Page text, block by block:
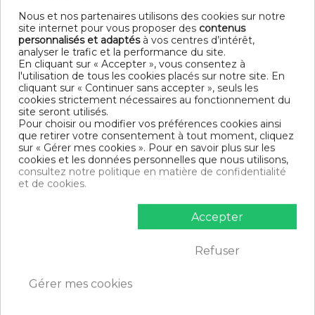
Besoin d'aide
nos engagements
Nous et nos partenaires utilisons des cookies sur notre
site internet pour vous proposer des contenus
personnalisés et adaptésà vos centres d’intérêt,
analyser le trafic et la performance du site.
En cliquant sur « Accepter », vous consentez à
l'utilisation de tous les cookies placés sur notre site. En
cliquant sur « Continuer sans accepter », seuls les
cookies strictement nécessaires au fonctionnement du
site seront utilisés.
Pour choisir ou modifier vos préférences cookies ainsi
que retirer votre consentement à tout moment, cliquez
sur « Gérer mes cookies ». Pour en savoir plus sur les
cookies et les données personnelles que nous utilisons,
consultez notre politique en matière de confidentialité
et de cookies.
Accepter
Refuser
Gérer mes cookies